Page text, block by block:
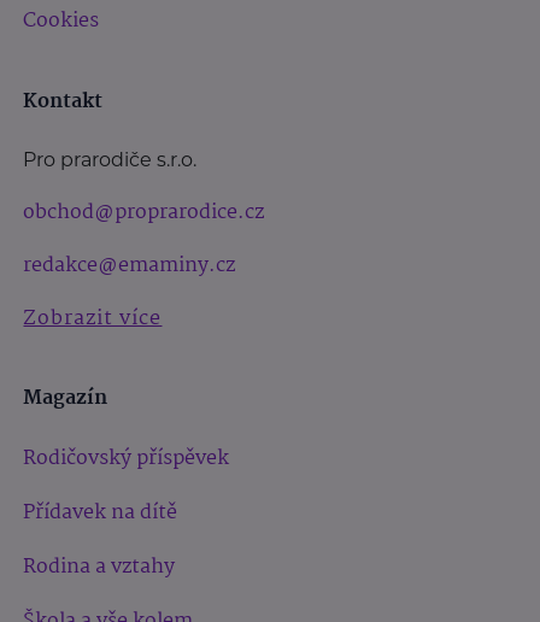
Cookies
Kontakt
Pro prarodiče s.r.o.
obchod@proprarodice.cz
redakce@emaminy.cz
Zobrazit více
Magazín
Rodičovský příspěvek
Přídavek na dítě
Rodina a vztahy